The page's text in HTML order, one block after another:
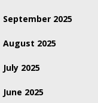
September 2025
August 2025
July 2025
June 2025